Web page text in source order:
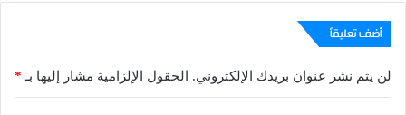
أضف تعليقاً
لن يتم نشر عنوان بريدك الإلكتروني. الحقول الإلزامية مشار إليها بـ *